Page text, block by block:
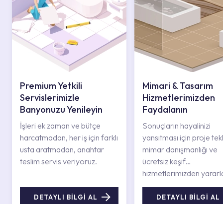
Premium Yetkili
Servislerimizle
Banyonuzu Yenileyin
İşleri ek zaman ve bütçe
harcatmadan, her iş için farklı
usta aratmadan, anahtar
teslim servis veriyoruz.
DETAYLI BİLGİ AL
Mimari & Tasarım
Hizmetlerimizden
Faydalanın
Sonuçların hayalinizi
yansıtması için proje
mimar danışmanlığı ve
ücretsiz keşif
hizmetlerimizden
DETAYLI BİLGİ AL